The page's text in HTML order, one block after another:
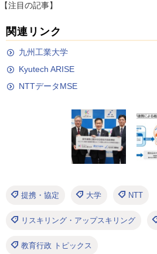
【注目の記事】
関連リンク
九州工業大学
Kyutech ARISE
NTTデータMSE
提携・協定 大学 NTT
リスキリング・アップスキリング
教育行政 トピックス